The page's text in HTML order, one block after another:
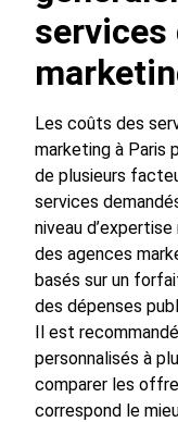
services
Les coûts des
marketing à Paris
de plusieurs
services
niveau
des agences
basés sur un
des dépenses
Il est
personnalisés à
comparer les
correspond le